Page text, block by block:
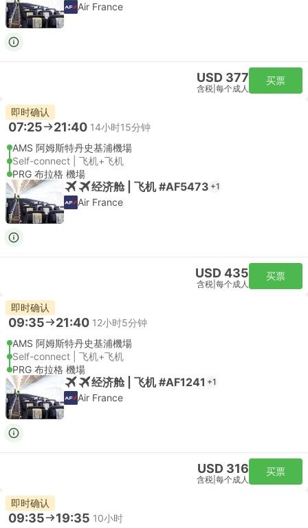
Air France
USD 377
含税 每个成人
买票
即时确认
07:25 21:40 14小时15分钟
AMS 阿姆斯特丹史基浦機場
Self-connect | 飞机+飞机
PRG 布拉格 機場
经济舱 | 飞机 #AF5473 +1
Air France
USD 435
含税 每个成人
买票
即时确认
09:35 21:40 12小时5分钟
AMS 阿姆斯特丹史基浦機場
Self-connect | 飞机+飞机
PRG 布拉格 機場
经济舱 | 飞机 #AF1241 +1
Air France
USD 316
含税 每个成人
买票
即时确认
09:35 19:35 10小时